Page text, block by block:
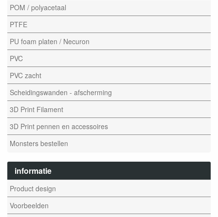
POM / polyacetaal
PTFE
PU foam platen / Necuron
PVC
PVC zacht
Scheidingswanden - afscherming
3D Print Filament
3D Print pennen en accessoires
Monsters bestellen
informatie
Product design
Voorbeelden